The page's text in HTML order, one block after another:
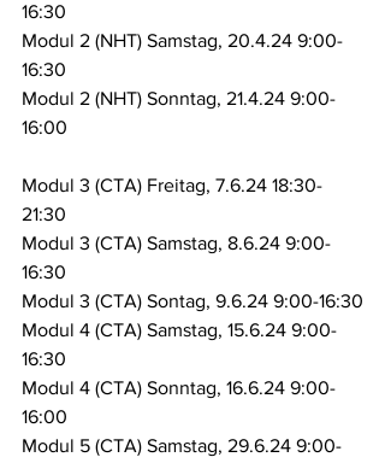
16:30
Modul 2 (NHT) Samstag, 20.4.24 9:00-
16:30
Modul 2 (NHT) Sonntag, 21.4.24 9:00-
16:00
Modul 3 (CTA) Freitag, 7.6.24 18:30-
21:30
Modul 3 (CTA) Samstag, 8.6.24 9:00-
16:30
Modul 3 (CTA) Sontag, 9.6.24 9:00-16:30
Modul 4 (CTA) Samstag, 15.6.24 9:00-
16:30
Modul 4 (CTA) Sonntag, 16.6.24 9:00-
16:00
Modul 5 (CTA) Samstag, 29.6.24 9:00-